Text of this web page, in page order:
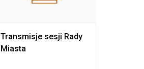
Transmisje sesji Rady
Miasta